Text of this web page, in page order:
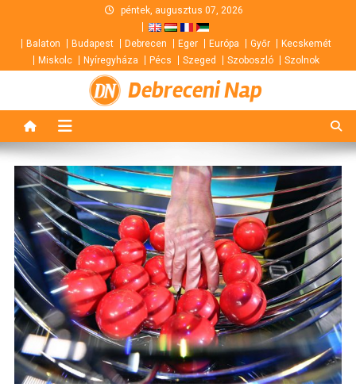
content
péntek, augusztus 07, 2026
Balaton Budapest Debrecen Eger Európa Győr
Kecskemét
Miskolc
Nyíregyháza Pécs Szeged Szoboszló Szolnok
Debreceni Nap